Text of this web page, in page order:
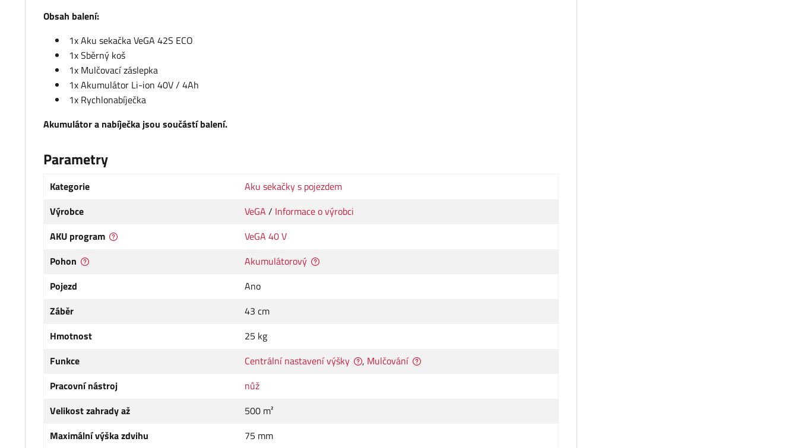
Obsah balení:
1x Aku sekačka VeGA 42S ECO
1x Sběrný koš
1x Mulčovací záslepka
1x Akumulátor Li-ion 40V / 4Ah
1x Rychlonabíječka
Akumulátor a nabíječka jsou součástí balení.
Parametry
Kategorie
Aku sekačky s pojezdem
Výrobce
VeGA / Informace o výrobci
AKU program
VeGA 40 V
Pohon
Akumulátorový
Pojezd
Ano
Záběr
43 cm
Hmotnost
25 kg
Funkce
Centrální nastavení výšky , Mulčování
Pracovní nástroj
nůž
Velikost zahrady až
500 m²
Maximální výška zdvihu
75 mm